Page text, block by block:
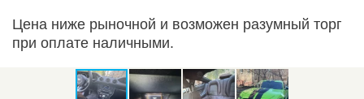
Цена ниже рыночной и возможен разумный торг
при оплате наличными.